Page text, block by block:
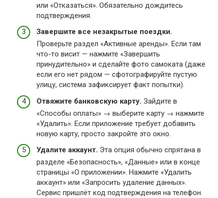
или «Отказаться». Обязательно дождитесь
подтверждения.
Завершите все незакрытые поездки.
Проверьте раздел «Активные аренды». Если там
что-то висит — нажмите «Завершить
принудительно» и сделайте фото самоката (даже
если его нет рядом — сфотографируйте пустую
улицу, система зафиксирует факт попытки).
Отвяжите банковскую карту. Зайдите в
«Способы оплаты» → выберите карту → нажмите
«Удалить». Если приложение требует добавить
новую карту, просто закройте это окно.
Удалите аккаунт. Эта опция обычно спрятана в
разделе «Безопасность», «Данные» или в конце
страницы «О приложении». Нажмите «Удалить
аккаунт» или «Запросить удаление данных».
Сервис пришлёт код подтверждения на телефон.